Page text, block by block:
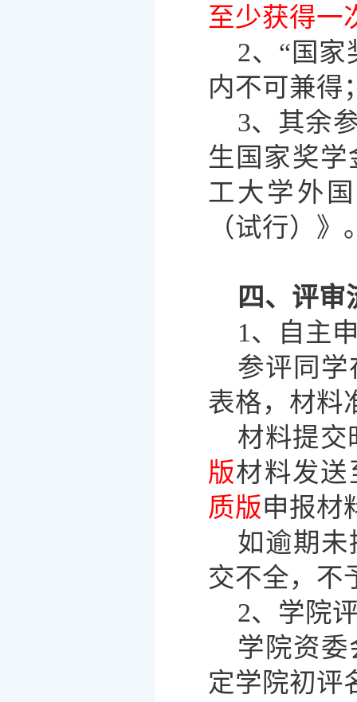
至少获得一
2、“国家
内不可兼得
3、其余
生国家奖
工大学外
（试行）》
四、评审
1、自主
参评同
表格，材料
材料提交
版材料发送
质版申报材
如逾期
交不全，不
2、学院
学院资
定学院初评